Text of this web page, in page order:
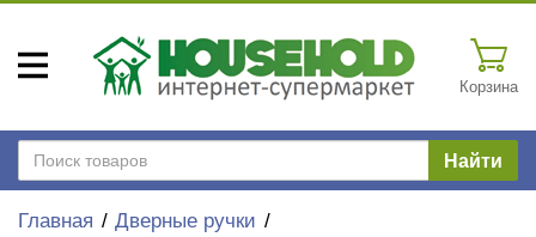
Корзина
Найти
Главная Дверные ручки